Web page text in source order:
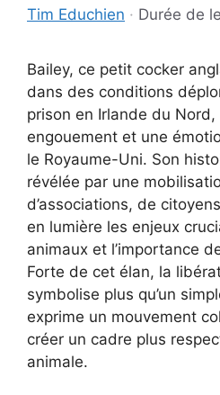
Tim Educhien · Durée de
Bailey, ce petit cocker
dans des conditions
prison en Irlande du
engouement et une
le Royaume-Uni. Son
révélée par une
d’associations, de
en lumière les enjeux
animaux et l’importance
Forte de cet élan, la
symbolise plus qu’un
exprime un mouvement
créer un cadre plus
animale.